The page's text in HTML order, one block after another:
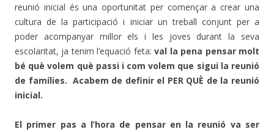
reunió inicial és una oportunitat per començar a crear una
cultura de la participació i iniciar un treball conjunt per a
poder acompanyar millor els i les joves durant la seva
escolaritat, ja tenim l’equació feta:val la pena pensar molt
bé què volem què passi i com volem que sigui la reunió
de famílies. Acabem de definir el PER QUÈ de la reunió
inicial.
El primer pas a l’hora de pensar en la reunió va ser